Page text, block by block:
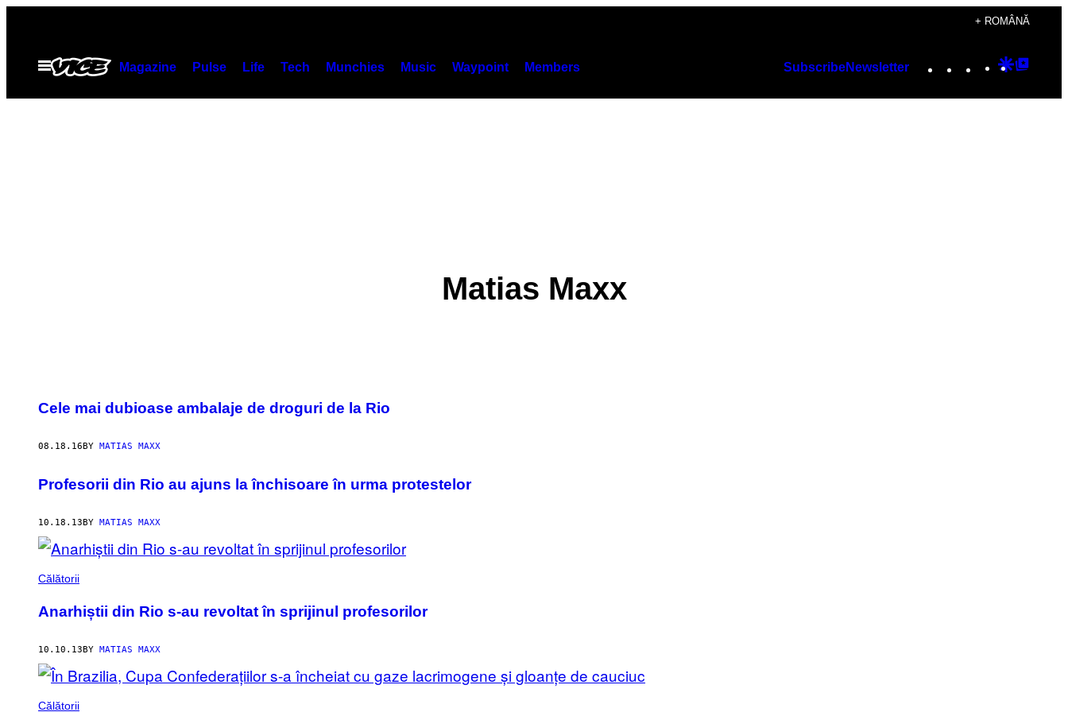
content
+ ROMÂNĂ
Open
Menu
Magazine Pulse Life Tech Munchies Music Waypoint Members SubscribeNewsletter Instagram
TikTok
YouTube
Google
Matias Maxx
POSTS
THIS
AUTHOR
Cele mai dubioase ambalaje de droguri de la Rio
08.18.16 BY MATIAS MAXX
Profesorii din Rio au ajuns la închisoare în urma protestelor
10.18.13 BY MATIAS MAXX
Călătorii
Anarhiștii din Rio s-au revoltat în sprijinul profesorilor
10.10.13 BY MATIAS MAXX
Călătorii